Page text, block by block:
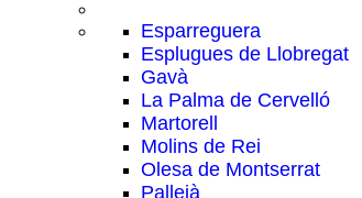
Esparreguera
Esplugues de Llobregat
Gavà
La Palma de Cervelló
Martorell
Molins de Rei
Olesa de Montserrat
Pallejà